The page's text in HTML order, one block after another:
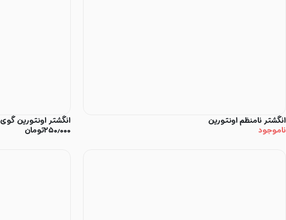
انگشتر نامنظم اونتورین
ناموجود
انگشتر اونتورین گوی
۲۵۰٫۰۰۰تومان